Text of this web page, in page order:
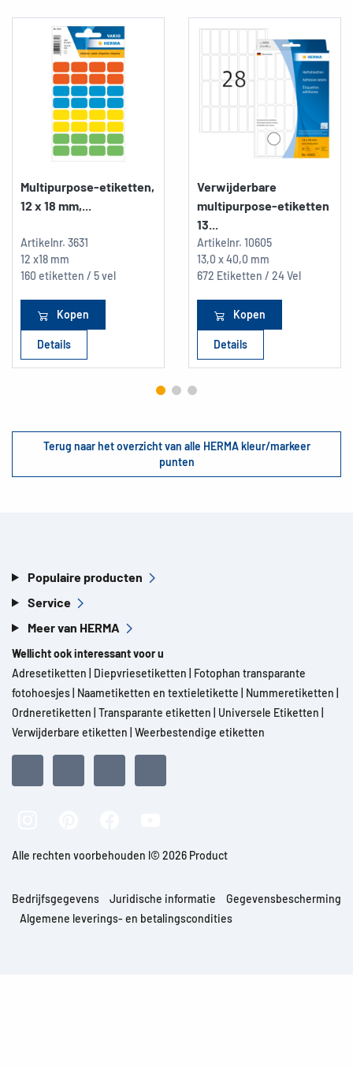
Multipurpose-etiketten,
12 x 18 mm,...
Artikelnr. 3631
12 x18 mm
160 etiketten / 5 vel
Kopen
Details
Verwijderbare
multipurpose-etiketten
13...
Artikelnr. 10605
13,0 x 40,0 mm
672 Etiketten / 24 Vel
Kopen
Details
Terug naar het overzicht van alle HERMA kleur/markeer
punten
Populaire producten
Service
Meer van HERMA
Wellicht ook interessant voor u
Adresetiketten
Diepvriesetiketten
Fotophan transparante
fotohoesjes Naametiketten en textieletikette Nummeretiketten
Ordneretiketten Transparante etiketten Universele Etiketten
Verwijderbare etiketten Weerbestendige etiketten
Alle rechten voorbehouden l© 2026 Product
Bedrijfsgegevens Juridische informatie
Gegevensbescherming
Algemene leverings- en betalingscondities